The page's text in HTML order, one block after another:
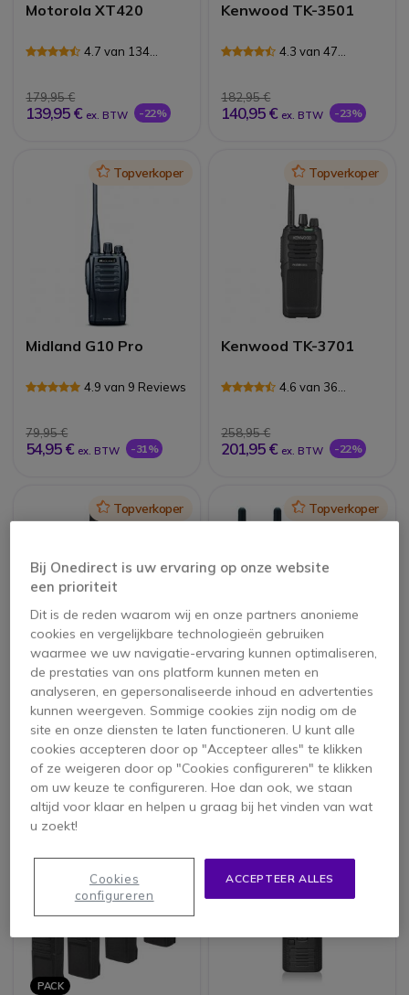
Motorola XT420
4.7 van 134
179,95 €
139,95 € ex. BTW -22%
Kenwood TK-3501
4.3 van 47
182,95 €
140,95 € ex. BTW -23%
IconTopverkoper
Midland G10 Pro
4.9 van 9 Reviews
79,95 €
54,95 € ex. BTW -31%
IconTopverkoper
Kenwood TK-3701
4.6 van 36
258,95 €
201,95 € ex. BTW -22%
IconTopverkoper
Motorola XT460 met
Oplader
4.8 van 40
249,95 €
159,95 € ex. BTW -36%
IconTopverkoper
PACK
Kenwood TK-3501
Walkie Talkie 4-pack
4.3 van 47
731,80 €
552,52 € ex. BTW -25%
PACK
Bij Onedirect is uw ervaring op onze website
een prioriteit
Dit is de reden waarom wij en onze partners anonieme
cookies en vergelijkbare technologieën gebruiken
waarmee we uw navigatie-ervaring kunnen optimaliseren,
de prestaties van ons platform kunnen meten en
analyseren, en gepersonaliseerde inhoud en advertenties
kunnen weergeven. Sommige cookies zijn nodig om de
site en onze diensten te laten functioneren. U kunt alle
cookies accepteren door op "Accepteer alles" te klikken
of ze weigeren door op "Cookies configureren" te klikken
om uw keuze te configureren. Hoe dan ook, we staan
altijd voor klaar en helpen u graag bij het vinden van wat
u zoekt!
ACCEPTEER ALLES
Cookies
configureren